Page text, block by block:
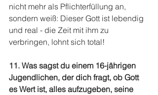
nicht mehr als Pflichterfüllung an,
sondern weiß: Dieser Gott ist lebendig
und real - die Zeit mit ihm zu
verbringen, lohnt sich total!
11. Was sagst du einem 16-jährigen
Jugendlichen, der dich fragt, ob Gott
es Wert ist, alles aufzugeben, seine